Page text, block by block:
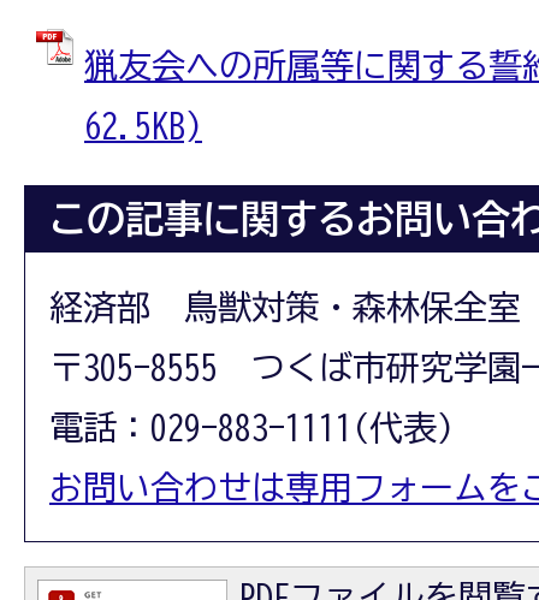
猟友会への所属等に関する誓
62.5KB)
この記事に関するお問い合
経済部 鳥獣対策・森林保全室
〒305-8555 つくば市研究学園
電話：029-883-1111(代表)
お問い合わせは専用フォームを